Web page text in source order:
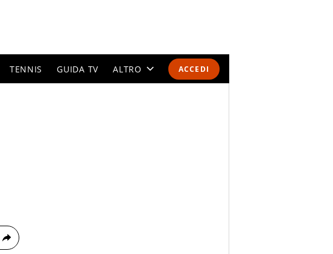
ACCEDI
TENNIS GUIDA TV ALTRO